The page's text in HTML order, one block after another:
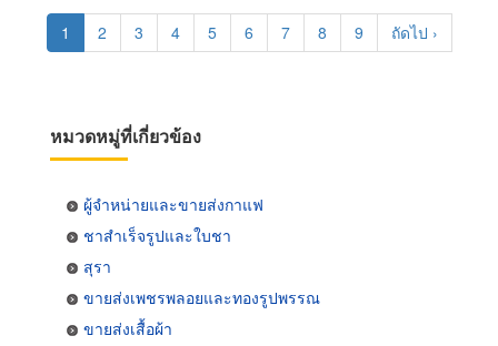
Pagination
Current
page
1 Page
2 Page
3 Page
4 Page
5 Page
6 Page
7 Page
8 Page
9
Next
page
ถัดไป ›
หมวดหมู่ที่เกี่ยวข้อง
ผู้จำหน่ายและขายส่งกาแฟ
ชาสำเร็จรูปและใบชา
สุรา
ขายส่งเพชรพลอยและทองรูปพรรณ
ขายส่งเสื้อผ้า